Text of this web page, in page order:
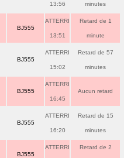
13:56 minutes
BJ555
ATTERRI
13:51
Retard de 1
minute
BJ555
ATTERRI
15:02
Retard de 57
minutes
BJ555
ATTERRI
16:45
Aucun retard
BJ555
ATTERRI
16:20
Retard de 15
minutes
BJ555
ATTERRI Retard de 2